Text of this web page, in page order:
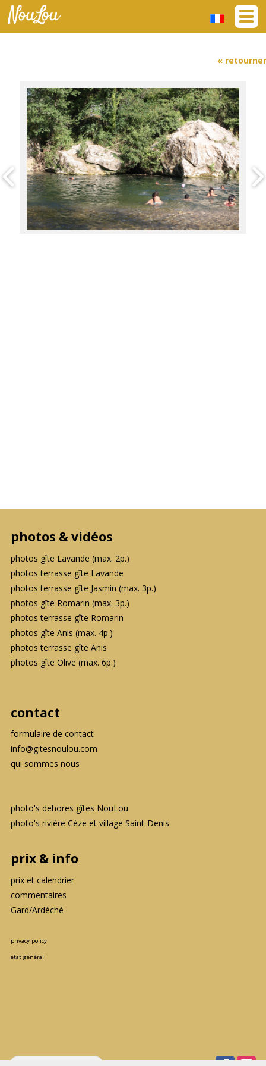
« retourner
photos & vidéos
photos gîte Lavande (max. 2p.)
photos terrasse gîte Lavande
photos terrasse gîte Jasmin (max. 3p.)
photos gîte Romarin (max. 3p.)
photos terrasse gîte Romarin
photos gîte Anis (max. 4p.)
photos terrasse gîte Anis
photos gîte Olive (max. 6p.)
contact
formulaire de contact
info@gitesnoulou.com
qui sommes nous
photo's dehores gîtes NouLou
photo's rivière Cèze et village Saint-Denis
prix & info
prix et calendrier
commentaires
Gard/Ardèché
privacy policy
etat général